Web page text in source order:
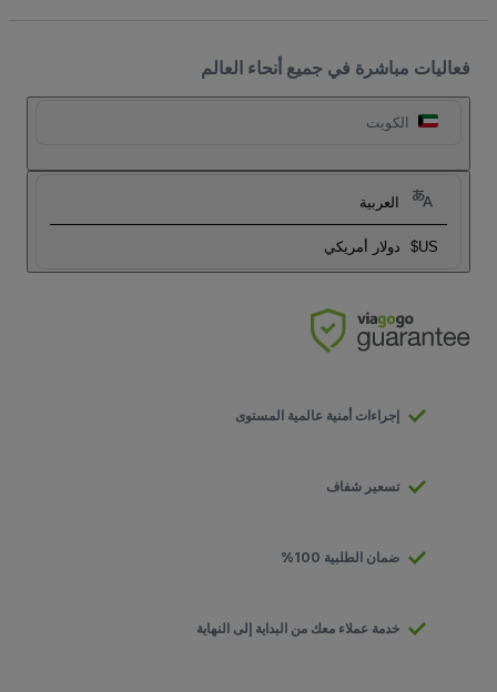
فعاليات مباشرة في جميع أنحاء العالم
الكويت
العربية
US$ دولار أمريكي
إجراءات أمنية عالمية المستوى
تسعير شفاف
ضمان الطلبية 100%
خدمة عملاء معك من البداية إلى النهاية